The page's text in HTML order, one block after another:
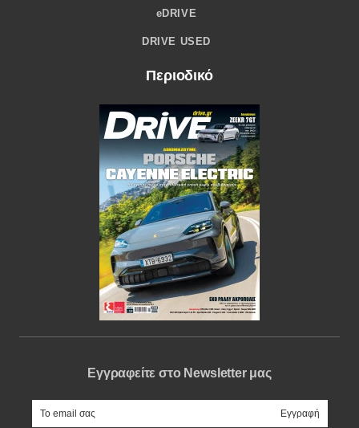
eDRIVE
DRIVE USED
Περιοδικό
Εγγραφείτε στο Newsletter μας
e-mail